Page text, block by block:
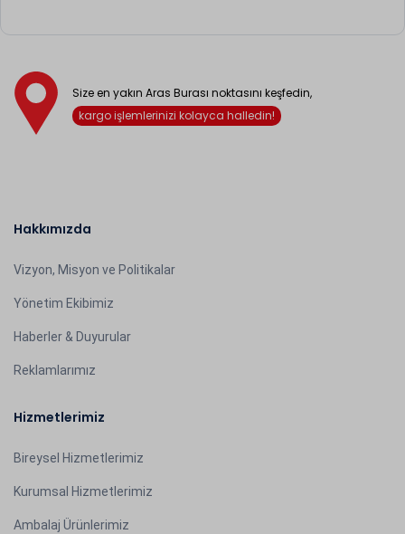
Size en yakın Aras Burası noktasını keşfedin,
kargo işlemlerinizi kolayca halledin!
Hakkımızda
Vizyon, Misyon ve Politikalar
Yönetim Ekibimiz
Haberler & Duyurular
Reklamlarımız
Hizmetlerimiz
Bireysel Hizmetlerimiz
Kurumsal Hizmetlerimiz
Ambalaj Ürünlerimiz